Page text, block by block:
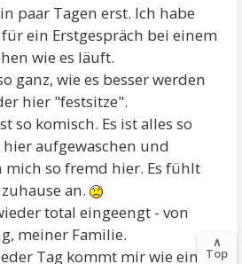
paar Tagen erst. Ich habe
ein Erstgespräch bei einem
wie es läuft.
ganz, wie es besser werden
hier "festsitze".
so komisch. Es ist alles so
aufgewaschen und
so fremd hier. Es fühlt
an.
total eingeengt - von
meiner Familie.
Tag kommt mir wie eine
∧
Top